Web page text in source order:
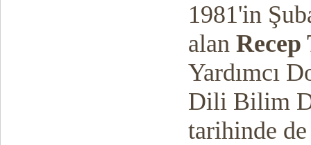
1981'in
alan Recep
Yardımcı
Dili Bilim
tarihinde de